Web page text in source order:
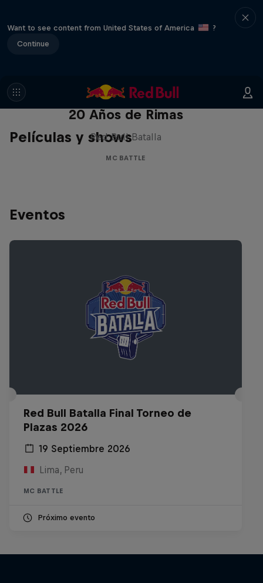
Want to see content from United States of America
?
Continue
Películas y shows
Red Bull Batalla Nueva Historia:
20 Años de Rimas
Red Bull Batalla
MC BATTLE
Eventos
Red Bull Batalla Final Torneo de
Plazas 2026
19 Septiembre 2026
Lima, Peru
MC BATTLE
Próximo evento